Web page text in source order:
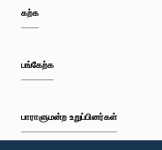
கற்க
பங்கேற்க
பாராளுமன்ற உறுப்பினர்கள்